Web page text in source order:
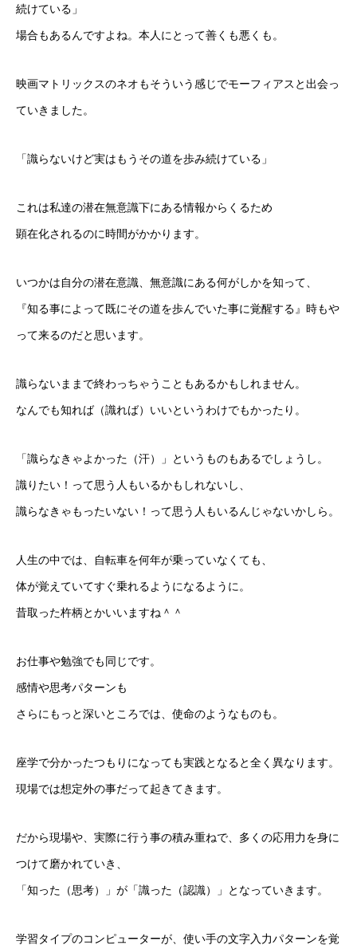
続けている」
場合もあるんですよね。本人にとって善くも悪くも。
映画マトリックスのネオもそういう感じでモーフィアスと出会っ
ていきました。
「識らないけど実はもうその道を歩み続けている」
これは私達の潜在無意識下にある情報からくるため
顕在化されるのに時間がかかります。
いつかは自分の潜在意識、無意識にある何がしかを知って、
『知る事によって既にその道を歩んでいた事に覚醒する』時もや
って来るのだと思います。
識らないままで終わっちゃうこともあるかもしれません。
なんでも知れば（識れば）いいというわけでもかったり。
「識らなきゃよかった（汗）」というものもあるでしょうし。
識りたい！って思う人もいるかもしれないし、
識らなきゃもったいない！って思う人もいるんじゃないかしら。
人生の中では、自転車を何年が乗っていなくても、
体が覚えていてすぐ乗れるようになるように。
昔取った杵柄とかいいますね＾＾
お仕事や勉強でも同じです。
感情や思考パターンも
さらにもっと深いところでは、使命のようなものも。
座学で分かったつもりになっても実践となると全く異なります。
現場では想定外の事だって起きてきます。
だから現場や、実際に行う事の積み重ねで、多くの応用力を身に
つけて磨かれていき、
「知った（思考）」が「識った（認識）」となっていきます。
学習タイプのコンピューターが、使い手の文字入力パターンを覚